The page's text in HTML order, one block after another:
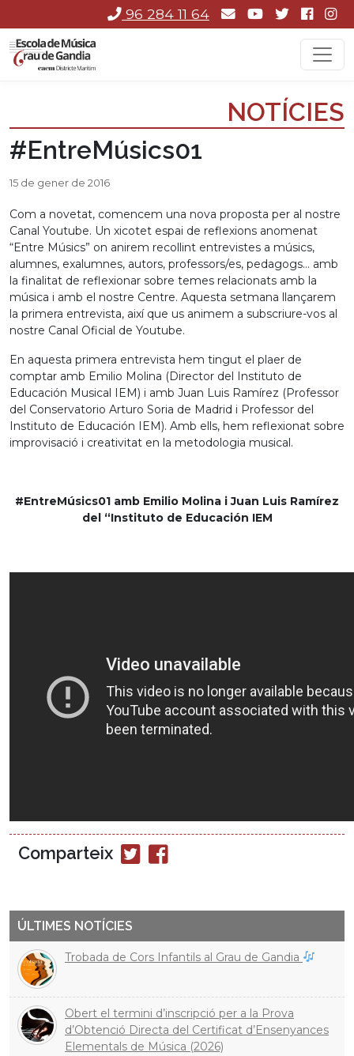
96 284 11 64
NOTÍCIES
‪#‎EntreMúsics01‬
15 de gener de 2016
Com a novetat, comencem una nova proposta per al nostre
Canal Youtube. Un xicotet espai de reflexions anomenat
“Entre Músics” on anirem recollint entrevistes a músics,
alumnes, exalumnes, autors, professors/es, pedagogs… amb
la finalitat de reflexionar sobre temes relacionats amb la
música i amb el nostre Centre. Aquesta setmana llançarem
la primera entrevista, així que us animem a subscriure-vos al
nostre Canal Oficial de Youtube.
En aquesta primera entrevista hem tingut el plaer de
comptar amb Emilio Molina (Director del Instituto de
Educación Musical IEM) i amb Juan Luis Ramírez (Professor
del Conservatorio Arturo Soria de Madrid i Professor del
Instituto de Educación IEM). Amb ells, hem reflexionat sobre
improvisació i creativitat en la metodologia musical.
#EntreMúsics01 amb Emilio Molina i Juan Luis Ramírez
del “Instituto de Educación IEM
Comparteix
Compartir
en
Compartir
en
ÚLTIMES NOTÍCIES
Trobada de Cors Infantils al Grau de Gandia
Obert el termini d’inscripció per a la Prova
d’Obtenció Directa del Certificat d’Ensenyances
Elementals de Música (2026)